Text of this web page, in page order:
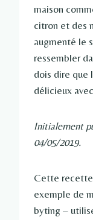
maison
citron et des
augmenté le
ressembler
dois dire que
délicieux
Initialement
04/05/2019.
Cette
exemple de
byting –